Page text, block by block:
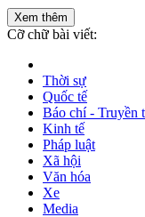
Xem thêm
Cỡ chữ bài viết:
Thời sự
Quốc tế
Báo chí - Truyền
Kinh tế
Pháp luật
Xã hội
Văn hóa
Xe
Media